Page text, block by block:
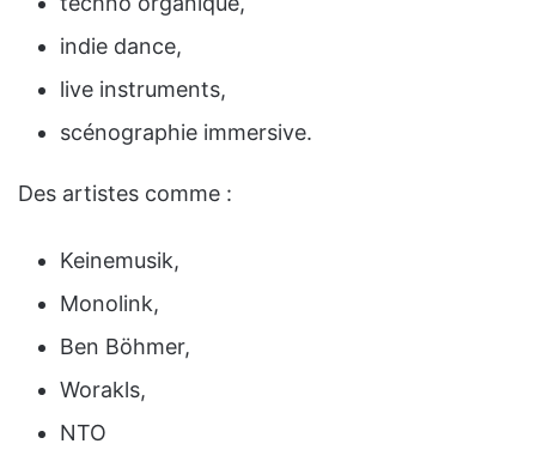
indie dance,
live instruments,
scénographie immersive.
Des artistes comme :
Keinemusik,
Monolink,
Ben Böhmer,
Worakls,
NTO